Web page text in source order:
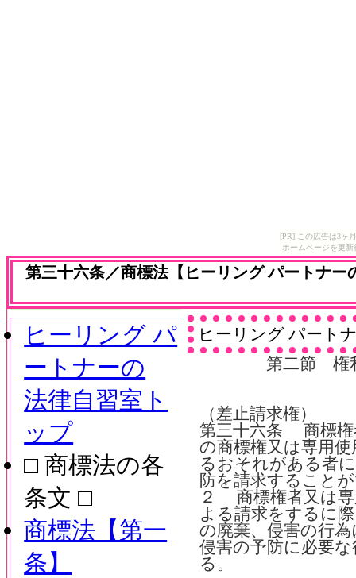
[PR] この広告は3ヶ
ホームページを更
第三十六条／商標法【ヒーリング パートナー
ヒーリング パート
第二節 権利
（差止請求権）
第三十六条 商標権
の商標権又は専用
るおそれがある者
防を請求すること
２ 商標権者又は専
よる請求をするに
の廃棄、侵害の行
侵害の予防に必要
る。
ヒーリング パ
ートナーの
法律自習室ト
ップ
□ 商標法の各
条文 □
商標法【第一
条】